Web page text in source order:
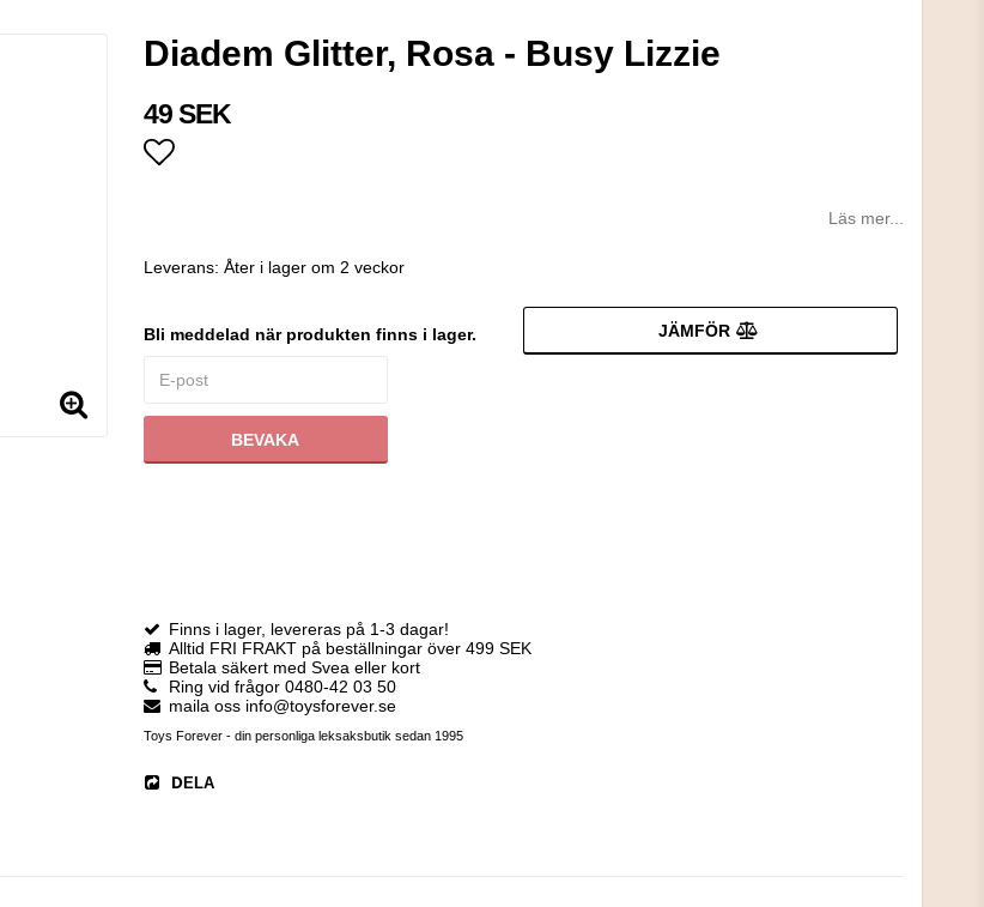
Diadem Glitter, Rosa - Busy Lizzie
49 SEK
Läs mer...
Leverans: Åter i lager om 2 veckor
Bli meddelad när produkten finns i lager.
BEVAKA
JÄMFÖR
Finns i lager, levereras på 1-3 dagar!
Alltid FRI FRAKT på beställningar över 499 SEK
Betala säkert med Svea eller kort
Ring vid frågor 0480-42 03 50
maila oss info@toysforever.se
Toys Forever - din personliga leksaksbutik sedan 1995
DELA